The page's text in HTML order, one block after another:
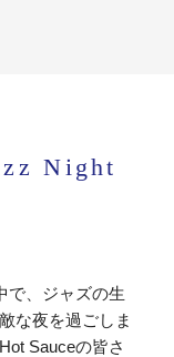
Night
で、ジャズの生
な夜を過ごしま
Sauceの皆さ